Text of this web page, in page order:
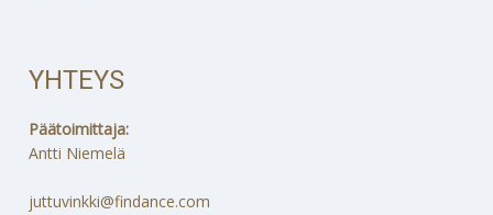
YHTEYS
Päätoimittaja:
Antti Niemelä
juttuvinkki@findance.com